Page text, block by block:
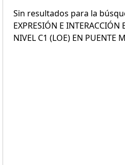
Sin resultados para la
EXPRESIÓN E INTERACCIÓN
NIVEL C1 (LOE) EN PUENTE